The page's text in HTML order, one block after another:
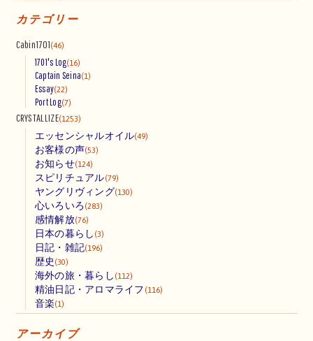
カテゴリー
Cabin1701(46)
1701's Log(16)
Captain Seina(1)
Essay(22)
Port Log(7)
CRYSTALLIZE(1253)
エッセンシャルオイル(49)
お客様の声(53)
お知らせ(124)
スピリチュアル(79)
ヤングリヴィング(130)
心いろいろ (283)
感情解放(76)
日本の暮らし (3)
日記・雑記(196)
歴史 (30)
海外の旅・暮らし (112)
精油日記・アロマライフ (116)
音楽(1)
アーカイブ